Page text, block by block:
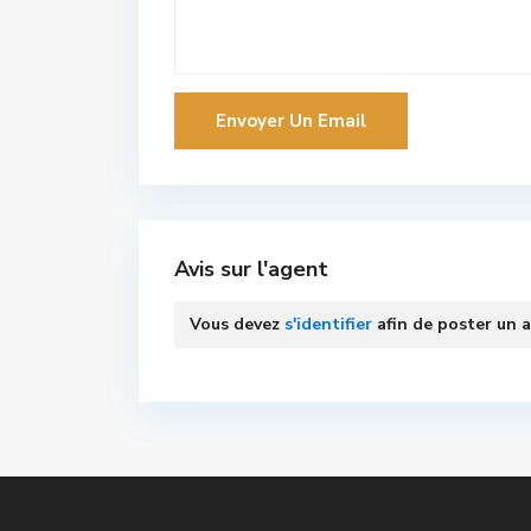
Avis sur l'agent
Vous devez s'identifier afin de poster un